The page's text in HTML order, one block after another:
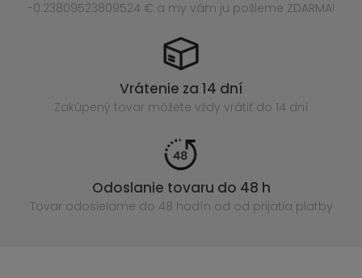
-0.23809523809524 € a my vám ju pošleme ZDARMA!
Vrátenie za 14 dní
Zakúpený tovar môžete vždy vrátiť do 14 dní
Odoslanie tovaru do 48 h
Tovar odosielame do 48 hodín od od prijatia platby